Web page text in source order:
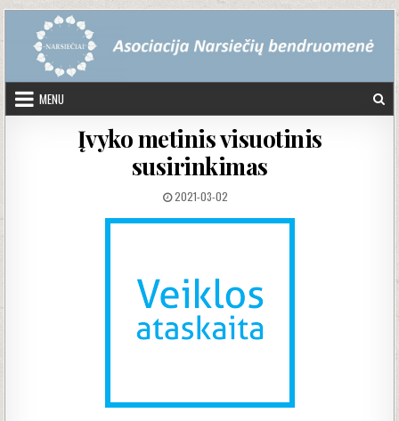
Skip to content
MENU
Įvyko metinis visuotinis
susirinkimas
PUBLISHED DATE:
2021-03-02